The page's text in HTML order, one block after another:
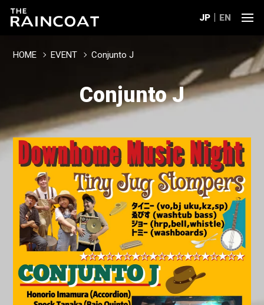
JP EN
HOME EVENT Conjunto J
Conjunto J